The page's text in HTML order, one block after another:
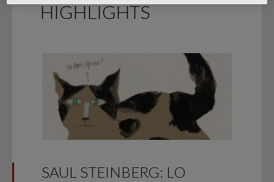
HIGHLIGHTS
SAUL STEINBERG: LO